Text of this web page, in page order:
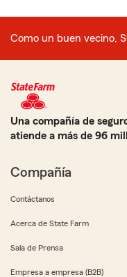
Como un buen vecino,
Una compañía de
atiende a más de 96
Compañía
Contáctanos
Acerca de State Farm
Sala de Prensa
Empresa a empresa (B2B)